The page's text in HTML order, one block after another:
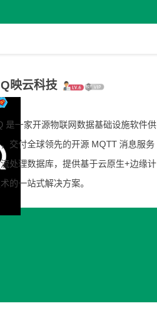
映云科技
是一家开源物联网数据基础设施软件供
交付全球领先的开源 MQTT 消息服务
处理数据库，提供基于云原生+边缘计
的一站式解决方案。